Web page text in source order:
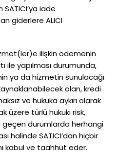
iade
giderlere ALICI
ilişkin ödemenin
ile yapılması durumunda,
ya da hizmetin sunulacağı
olan, kredi
ve hukuka aykırı olarak
üzere türlü hukuki risk,
geçen durumlarda herhangi
halinde SATICI’dan hiçbir
kabul ve taahhüt eder.